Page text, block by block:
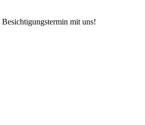
mit uns!